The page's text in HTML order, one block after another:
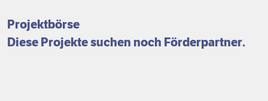
Förderpreis
Rückblick auf Stiftungstage
Finanzierung
Zustiften und Spenden
Freiwillige
Projektbörse
Diese Projekte suchen noch Förderpartner.